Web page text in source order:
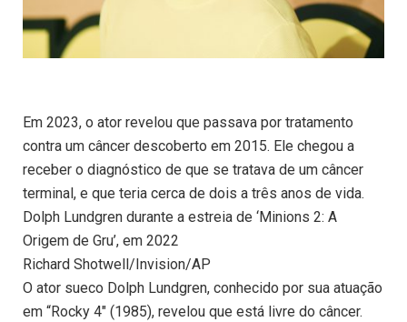
Em 2023, o ator revelou que passava por tratamento
contra um câncer descoberto em 2015. Ele chegou a
receber o diagnóstico de que se tratava de um câncer
terminal, e que teria cerca de dois a três anos de vida.
Dolph Lundgren durante a estreia de ‘Minions 2: A
Origem de Gru’, em 2022
Richard Shotwell/Invision/AP
O ator sueco Dolph Lundgren, conhecido por sua atuação
em “Rocky 4″ (1985), revelou que está livre do câncer.